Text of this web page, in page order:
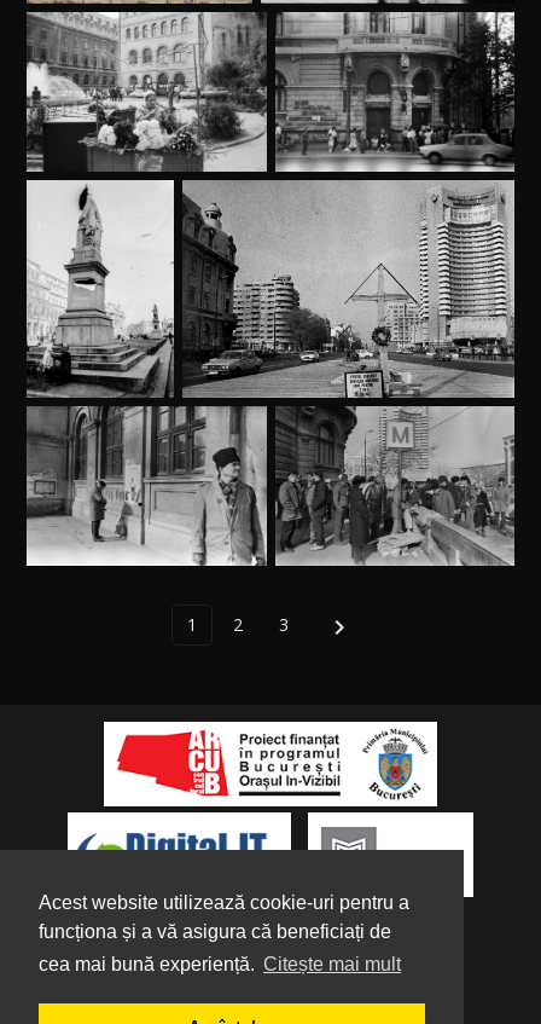
Acest website utilizează cookie-uri pentru a
funcționa și a vă asigura că beneficiați de
cea mai bună experiență. Citește mai mult
1 2 3 